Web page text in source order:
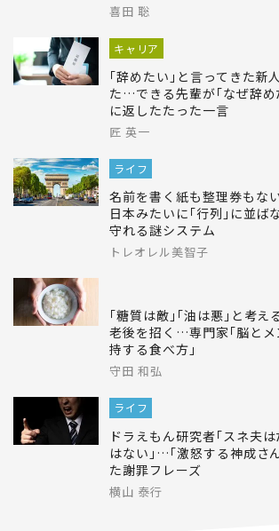
喜田 聡
キャリア
｢辞めたい｣と言ってきた新
た…できる先輩が｢なぜ辞め
に返したたった一言
匠 英一
ライフ
名前を書く紙も整理券もな
日本みたいに｢行列｣に並ば
守れる謎システム
トレオレル美智子
｢糖質は敵｣｢油は悪｣と考え
老後を招く…専門家｢脳とメ
持する食べ方｣
守田 和弘
ライフ
ドラえもん研究者｢スネ夫
はない｣…｢激怒する神成さ
た謝罪フレーズ
横山 泰行